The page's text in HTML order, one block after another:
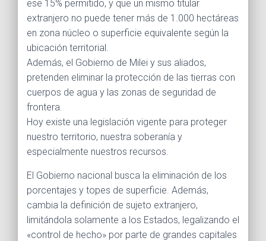
ese 15% permitido, y que un mismo titular
extranjero no puede tener más de 1.000 hectáreas
en zona núcleo o superficie equivalente según la
ubicación territorial.
Además, el Gobierno de Milei y sus aliados,
pretenden eliminar la protección de las tierras con
cuerpos de agua y las zonas de seguridad de
frontera.
Hoy existe una legislación vigente para proteger
nuestro territorio, nuestra soberanía y
especialmente nuestros recursos.
El Gobierno nacional busca la eliminación de los
porcentajes y topes de superficie. Además,
cambia la definición de sujeto extranjero,
limitándola solamente a los Estados, legalizando el
«control de hecho» por parte de grandes capitales